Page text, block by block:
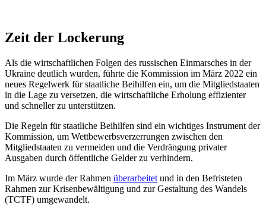
Zeit der Lockerung
Als die wirtschaftlichen Folgen des russischen Einmarsches in der
Ukraine deutlich wurden, führte die Kommission im März 2022 ein
neues Regelwerk für staatliche Beihilfen ein, um die Mitgliedstaaten
in die Lage zu versetzen, die wirtschaftliche Erholung effizienter
und schneller zu unterstützen.
Die Regeln für staatliche Beihilfen sind ein wichtiges Instrument der
Kommission, um Wettbewerbsverzerrungen zwischen den
Mitgliedstaaten zu vermeiden und die Verdrängung privater
Ausgaben durch öffentliche Gelder zu verhindern.
Im März wurde der Rahmen überarbeitet und in den Befristeten
Rahmen zur Krisenbewältigung und zur Gestaltung des Wandels
(TCTF) umgewandelt.